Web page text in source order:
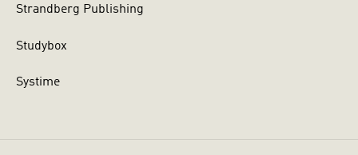
Strandberg Publishing
Studybox
Systime